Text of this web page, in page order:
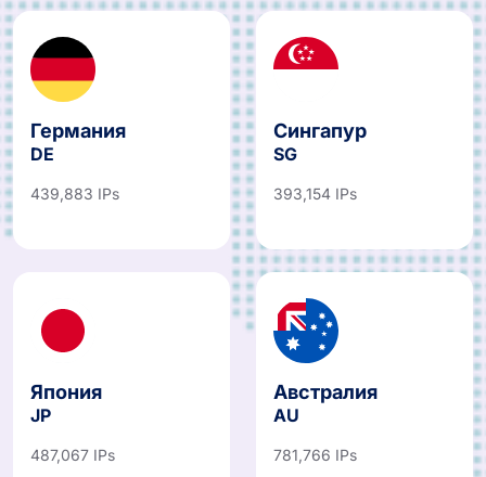
Германия
DE
439,883 IPs
Сингапур
SG
393,154 IPs
Япония
JP
487,067 IPs
Австралия
AU
781,766 IPs